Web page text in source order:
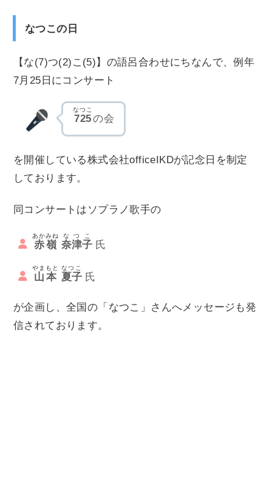
なつこの日
【な(7)つ(2)こ(5)】の語呂合わせにちなんで、例年
7月25日にコンサート
725
なつこ
の会
を開催している株式会社officeIKDが記念日を制定
しております。
同コンサートはソプラノ歌手の
赤嶺
あかみね
奈津子
なつこ
山本
やまもと
夏子
なつこ
が企画し、全国の「なつこ」さんへメッセージも発
信されております。